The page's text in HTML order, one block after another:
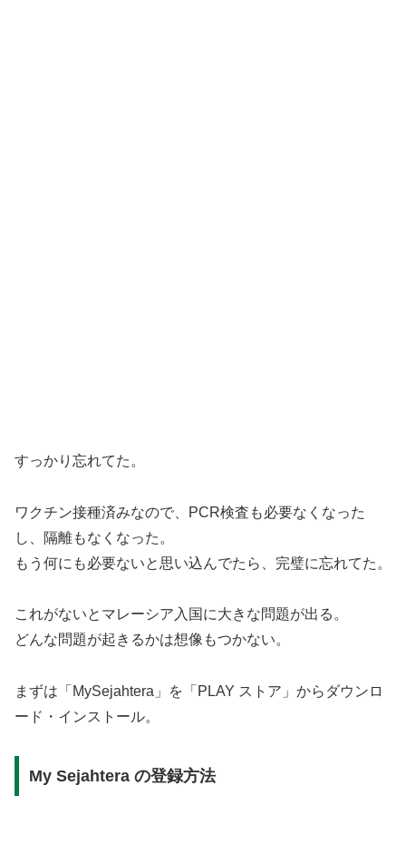
すっかり忘れてた。
ワクチン接種済みなので、PCR検査も必要なくなった
し、隔離もなくなった。
もう何にも必要ないと思い込んでたら、完璧に忘れてた。
これがないとマレーシア入国に大きな問題が出る。
どんな問題が起きるかは想像もつかない。
まずは「MySejahtera」を「PLAY ストア」からダウンロ
ード・インストール。
My Sejahtera の登録方法